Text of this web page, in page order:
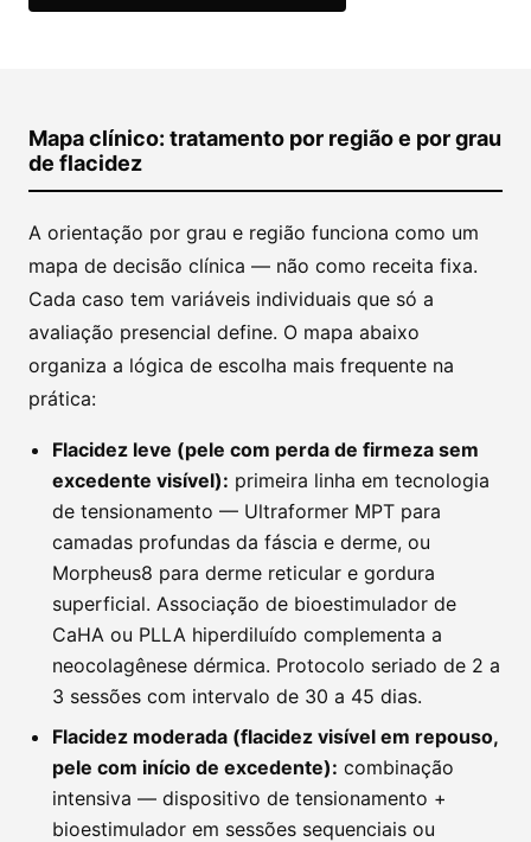
Mapa clínico: tratamento por região e por grau
de flacidez
A orientação por grau e região funciona como um
mapa de decisão clínica — não como receita fixa.
Cada caso tem variáveis individuais que só a
avaliação presencial define. O mapa abaixo
organiza a lógica de escolha mais frequente na
prática:
Flacidez leve (pele com perda de firmeza sem
excedente visível): primeira linha em tecnologia
de tensionamento — Ultraformer MPT para
camadas profundas da fáscia e derme, ou
Morpheus8 para derme reticular e gordura
superficial. Associação de bioestimulador de
CaHA ou PLLA hiperdiluído complementa a
neocolagênese dérmica. Protocolo seriado de 2 a
3 sessões com intervalo de 30 a 45 dias.
Flacidez moderada (flacidez visível em repouso,
pele com início de excedente): combinação
intensiva — dispositivo de tensionamento +
bioestimulador em sessões sequenciais ou